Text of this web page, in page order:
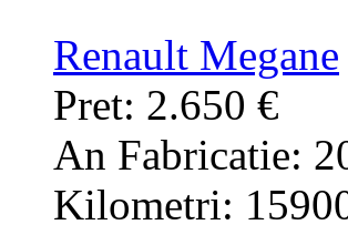
Renault Megane
Pret: 2.650 €
An Fabricatie:
Kilometri: